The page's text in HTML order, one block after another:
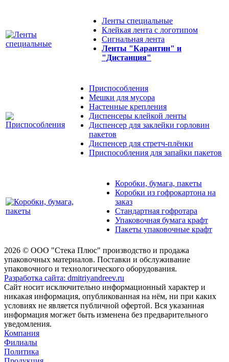
Ленты специальные
Клейкая лента с логотипом
Сигнальная лента
Ленты "Карантин" и
"Дистанция"
Приспособления
Мешки для мусора
Настенные крепления
Диспенсеры клейкой ленты
Диспенсер для заклейки горловин
пакетов
Диспенсер для стретч-плёнки
Приспособления для запайки пакетов
Коробки, бумага, пакеты
Коробки из гофрокартона на
заказ
Стандартная гофротара
Упаковочная бумага крафт
Пакеты упаковочные крафт
2026 © ООО "Стека Плюс" производство и продажа
упаковочных материалов. Поставки и обслуживание
упаковочного и технологического оборудования.
Разработка сайта: dmitriyandreev.ru
Сайт носит исключительно информационный характер и
никакая информация, опубликованная на нём, ни при каких
условиях не является публичной офертой. Вся указанная
информация могжет быть изменена без предварительного
уведомления.
Компания
Филиалы
Политика